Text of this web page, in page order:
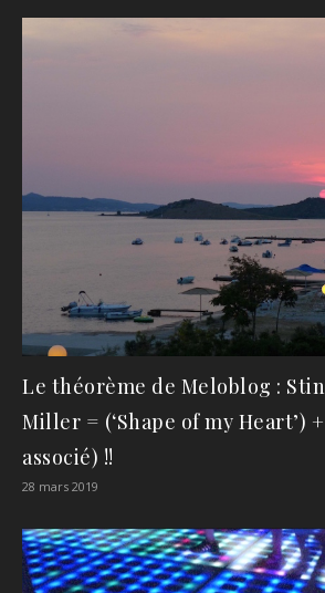
Le théorème de Meloblog :
Miller = (‘Shape of my Heart’)
associé) !!
28 mars 2019